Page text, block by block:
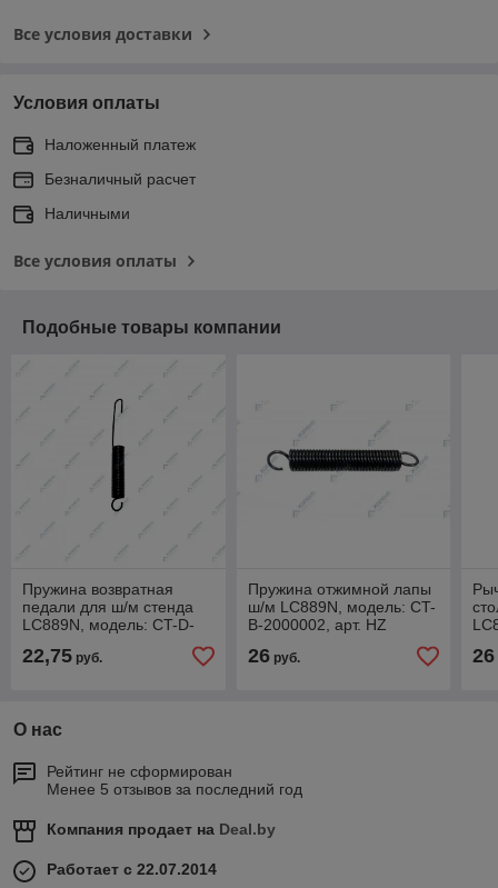
Все условия доставки
Условия оплаты
Наложенный платеж
Безналичный расчет
Наличными
Все условия оплаты
Подобные товары компании
Пружина возвратная
педали для ш/м стенда
LC889N, модель: CT-D-
08.300.100B
22,75 руб.
Пружина отжимной лапы
ш/м LC889N, модель: CT-
B-2000002, арт. HZ
26руб. 26
О нас
Рейтинг не сформирован
Менее 5 отзывов за последний год
Компания продает на Deal.by
Работает с 22.07.2014